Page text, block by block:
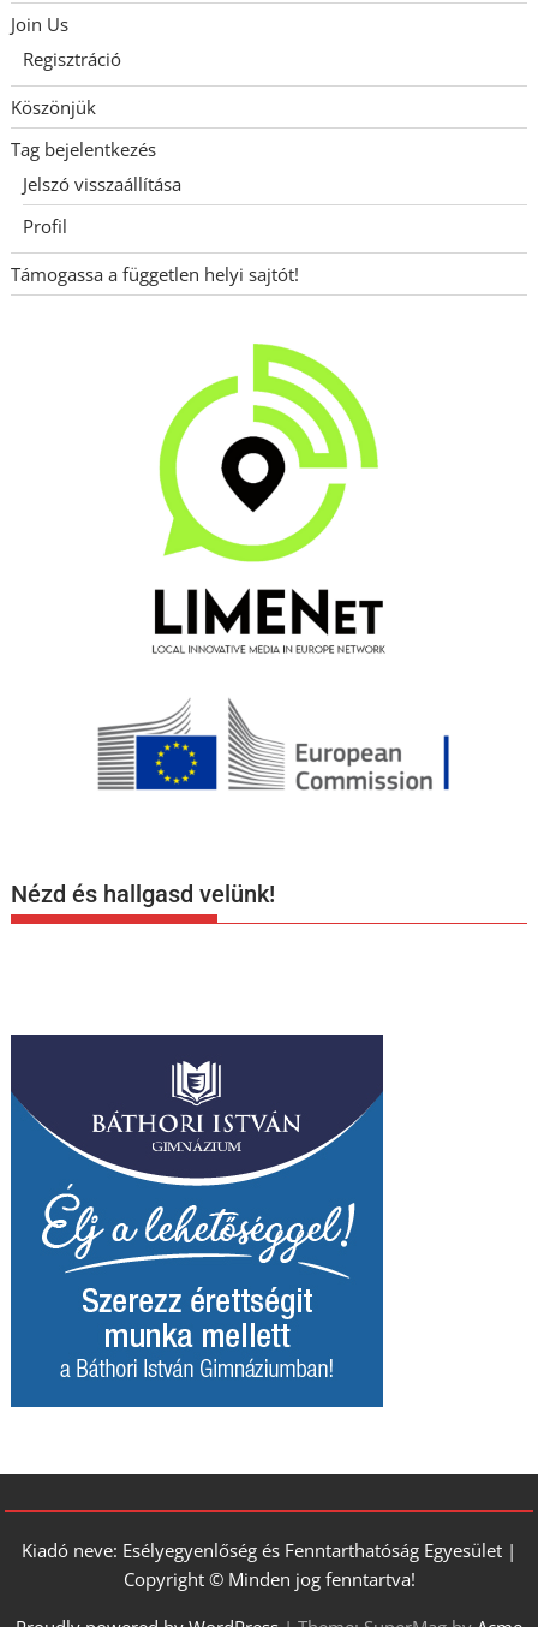
Join Us
Regisztráció
Köszönjük
Tag bejelentkezés
Jelszó visszaállítása
Profil
Támogassa a független helyi sajtót!
Nézd és hallgasd velünk!
Kiadó neve: Esélyegyenlőség és Fenntarthatóság Egyesület |
Copyright © Minden jog fenntartva!